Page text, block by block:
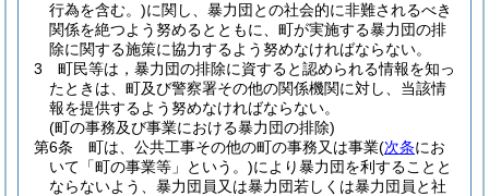
行為を含む。)に関し、暴力団との社会的に非難されるべき
関係を絶つよう努めるとともに、町が実施する暴力団の排
除に関する施策に協力するよう努めなければならない。
3
町民等は，暴力団の排除に資すると認められる情報を知っ
たときは、町及び警察署その他の関係機関に対し、当該情
報を提供するよう努めなければならない。
(町の事務及び事業における暴力団の排除)
第6条
町は、公共工事その他の町の事務又は事業(次条にお
いて「町の事業等」という。)により暴力団を利することと
ならないよう、暴力団員又は暴力団若しくは暴力団員と社